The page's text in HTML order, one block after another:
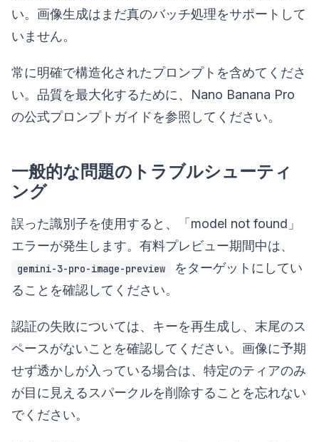
い。画像生成はまだ真のバッチ処理をサポートして
いません。
常に明確で構造化されたプロンプトを含めてくださ
い。品質を最大化するために、Nano Banana Pro
の公式プロンプトガイドを参照してください。
一般的な問題のトラブルシューティ
ング
誤った識別子を使用すると、「model not found」
エラーが発生します。有料プレビュー期間中は、
gemini-3-pro-image-preview
をターゲットにしてい
ることを確認してください。
認証の失敗については、キーを再生成し、末尾のス
ペースがないことを確認してください。画像に予期
せず透かしが入っている場合は、特定のティアのみ
が目に見えるスパークルを削除することを忘れない
でください。